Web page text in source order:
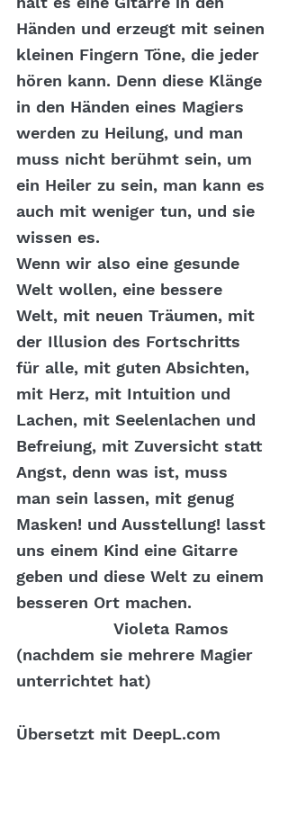
Händen und erzeugt mit seinen
kleinen Fingern Töne, die jeder
hören kann. Denn diese Klänge
in den Händen eines Magiers
werden zu Heilung, und man
muss nicht berühmt sein, um
ein Heiler zu sein, man kann es
auch mit weniger tun, und sie
wissen es.
Wenn wir also eine gesunde
Welt wollen, eine bessere
Welt, mit neuen Träumen, mit
der Illusion des Fortschritts
für alle, mit guten Absichten,
mit Herz, mit Intuition und
Lachen, mit Seelenlachen und
Befreiung, mit Zuversicht statt
Angst, denn was ist, muss
man sein lassen, mit genug
Masken! und Ausstellung! lasst
uns einem Kind eine Gitarre
geben und diese Welt zu einem
besseren Ort machen.
(nachdem sie mehrere Magier
unterrichtet hat)
Übersetzt mit DeepL.com